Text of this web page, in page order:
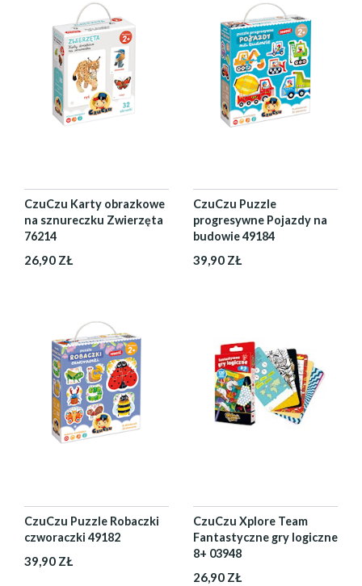
CzuCzu Karty obrazkowe
na sznureczku Zwierzęta
76214
26,90 ZŁ
CzuCzu Puzzle
progresywne Pojazdy na
budowie 49184
39,90 ZŁ
CzuCzu Puzzle Robaczki
czworaczki 49182
39,90 ZŁ
CzuCzu Xplore Team
Fantastyczne gry logiczne
8+ 03948
26,90 ZŁ